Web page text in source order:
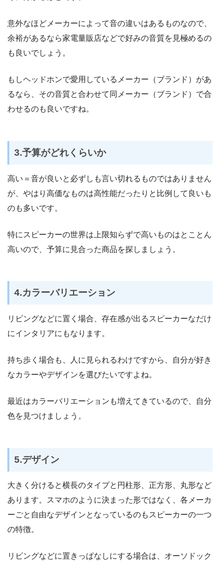
意外なほどメーカーによって音の違いはあるものなので、
余裕があるなら家電量販店などで好みの音質を見極めるの
も良いでしょう。
もしヘッドホンで愛用しているメーカー（ブランド）があ
るなら、その音質と合わせて同メーカー（ブランド）で合
わせるのも良いですね。
3.予算がどれくらいか
高い＝音が良いと必ずしも言い切れるものではありません
が、やはり高価なものは高性能だったりと比例して良いも
のも多いです。
特にスピーカーの世界は上限知らずで高いものはとことん
高いので、予算に見合った商品を探しましょう。
4.カラーバリエーション
リビングなどに置く場合、存在感が出るスピーカーなだけ
にインタリアにもなります。
持ち歩く場合も、人に見られるわけですから、自分が好き
なカラーやデザインを選びたいですよね。
最近はカラーバリエーションも増えてきているので、自分
色を見つけましょう。
5.デザイン
大きく分けると横長のタイプと円柱形、正方形、丸形など
あります。スマホのように決まった形ではなく、各メーカ
ーごと自由なデザインとなっているのもスピーカーの一つ
の特徴。
リビングなどに置きっぱなしにする場合は、オーソドック